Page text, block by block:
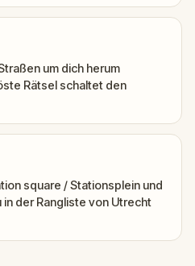
um dich herum
Rätsel schaltet den
square / Stationsplein und
der Rangliste von Utrecht